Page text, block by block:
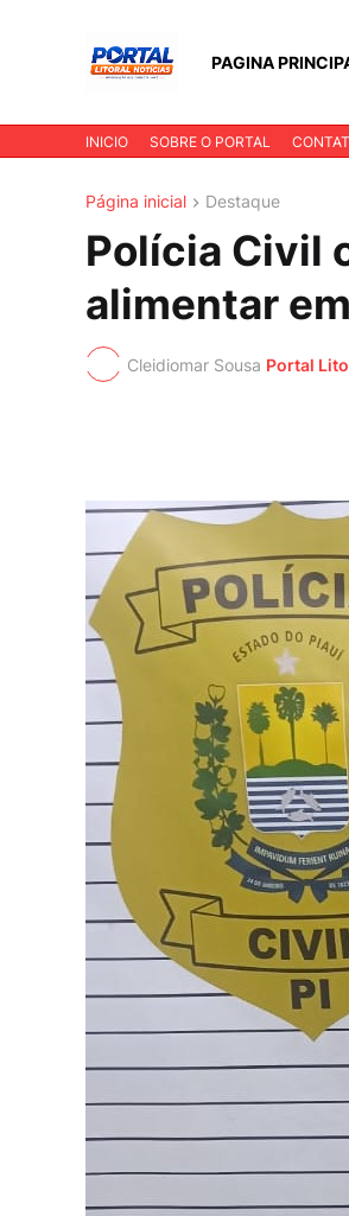
PAGINA
INICIO SOBRE O PORTAL
Página inicial Destaque
Polícia Civil
alimentar
Cleidiomar Sousa Portal